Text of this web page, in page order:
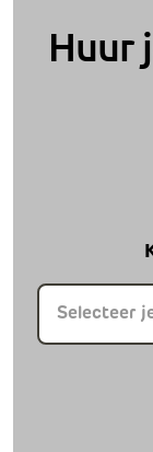
Huur
Selecteer